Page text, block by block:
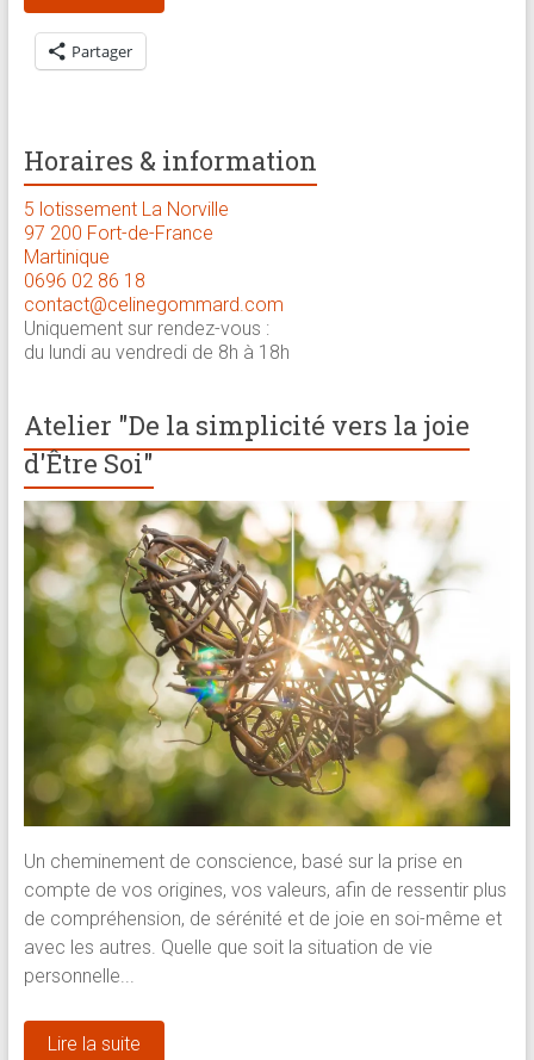
Partager
Horaires & information
5 lotissement La Norville
97 200 Fort-de-France
Martinique
0696 02 86 18
contact@celinegommard.com
Uniquement sur rendez-vous :
du lundi au vendredi de 8h à 18h
Atelier "De la simplicité vers la joie
d'Être Soi"
Un cheminement de conscience, basé sur la prise en
compte de vos origines, vos valeurs, afin de ressentir plus
de compréhension, de sérénité et de joie en soi-même et
avec les autres. Quelle que soit la situation de vie
personnelle...
Lire la suite